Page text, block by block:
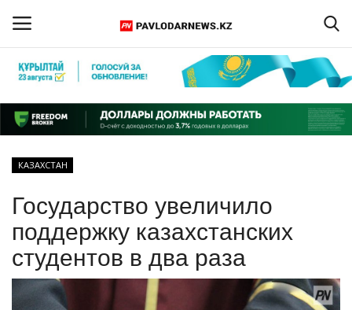
Регистрация
Главная
ПАВЛОДАРСКАЯ ОБЛАСТЬ
КАЗАХСТАН
МИР
КАЗАХСТАН
Государство увеличило
поддержку казахстанских
студентов в два раза